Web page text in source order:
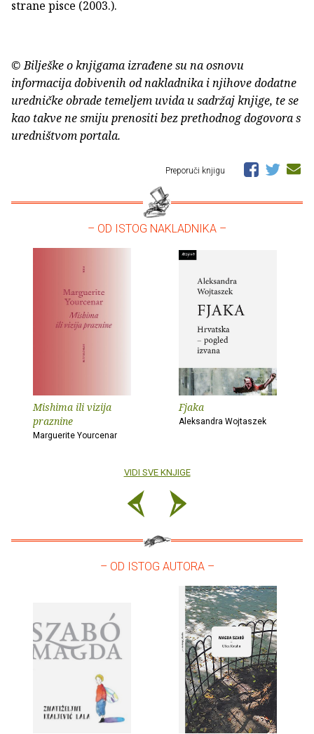
strane pisce (2003.).
© Bilješke o knjigama izrađene su na osnovu
informacija dobivenih od nakladnika i njihove dodatne
uredničke obrade temeljem uvida u sadržaj knjige, te se
kao takve ne smiju prenositi bez prethodnog dogovora s
uredništvom portala.
Preporuči knjigu
– OD ISTOG NAKLADNIKA –
Mishima ili vizija
praznine
Marguerite Yourcenar
Fjaka
Aleksandra Wojtaszek
VIDI SVE KNJIGE
– OD ISTOG AUTORA –